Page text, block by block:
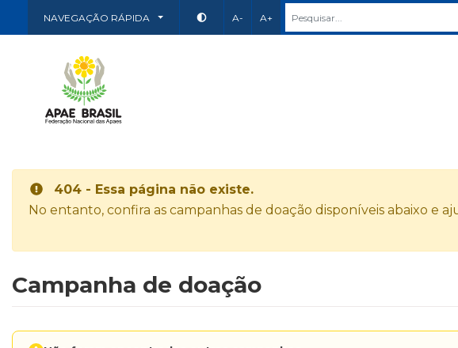
NAVEGAÇÃO RÁPIDA A- A+
404 - Essa página não existe.
No entanto, confira as campanhas de doação disponíveis abaixo e
Campanha de doação